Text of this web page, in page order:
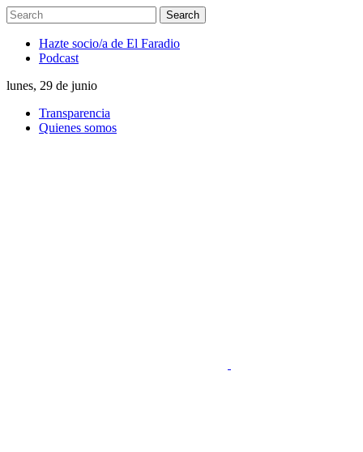
Hazte socio/a de El Faradio
Podcast
lunes, 29 de junio
Transparencia
Quienes somos